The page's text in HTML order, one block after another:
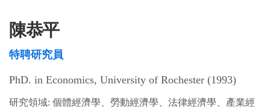
陳恭平
特聘研究員
PhD. in Economics, University of Rochester (1993)
研究領域: 個體經濟學、勞動經濟學、法律經濟學、產業經